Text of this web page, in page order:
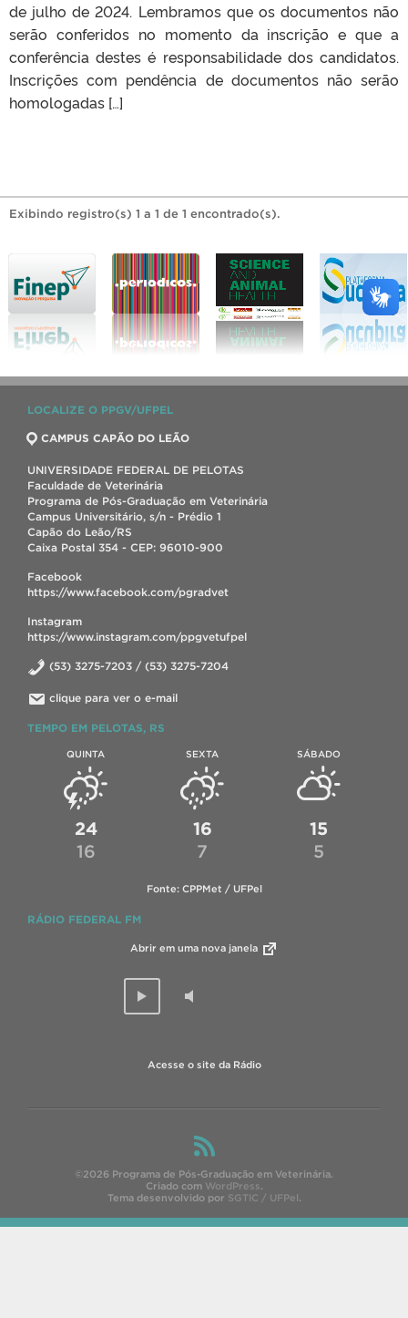
de julho de 2024. Lembramos que os documentos não
serão conferidos no momento da inscrição e que a
conferência destes é responsabilidade dos candidatos.
Inscrições com pendência de documentos não serão
homologadas […]
Exibindo registro(s) 1 a 1 de 1 encontrado(s).
LOCALIZE O PPGV/UFPEL
CAMPUS CAPÃO DO LEÃO
UNIVERSIDADE FEDERAL DE PELOTAS
Faculdade de Veterinária
Programa de Pós-Graduação em Veterinária
Campus Universitário, s/n - Prédio 1
Capão do Leão/RS
Caixa Postal 354 - CEP: 96010-900
Facebook
https://www.facebook.com/pgradvet
Instagram
https://www.instagram.com/ppgvetufpel
(53) 3275-7203 / (53) 3275-7204
clique para ver o e-mail
TEMPO EM PELOTAS, RS
QUINTA
24
16
SEXTA
16
7
SÁBADO
15
5
Fonte: CPPMet / UFPel
RÁDIO FEDERAL FM
Abrir em uma nova janela
Acesse o site da Rádio
©2026 Programa de Pós-Graduação em Veterinária.
Criado com WordPress.
Tema desenvolvido por SGTIC / UFPel .